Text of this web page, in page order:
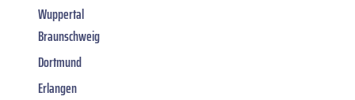
Wuppertal
Braunschweig
Dortmund
Erlangen